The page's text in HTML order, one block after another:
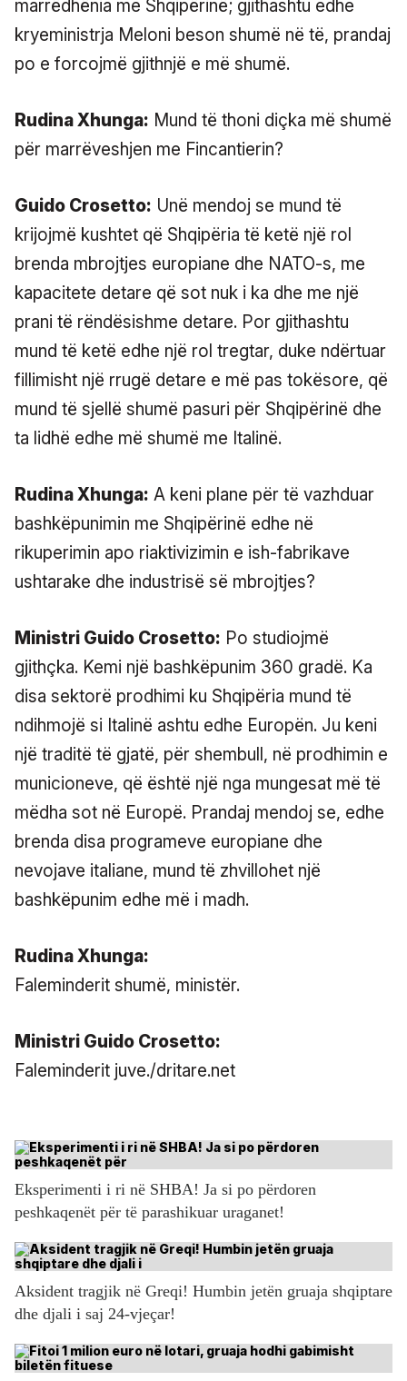
marrëdhënia me Shqipërinë; gjithashtu edhe
kryeministrja Meloni beson shumë në të, prandaj
po e forcojmë gjithnjë e më shumë.
Rudina Xhunga: Mund të thoni diçka më shumë
për marrëveshjen me Fincantierin?
Guido Crosetto: Unë mendoj se mund të
krijojmë kushtet që Shqipëria të ketë një rol
brenda mbrojtjes europiane dhe NATO-s, me
kapacitete detare që sot nuk i ka dhe me një
prani të rëndësishme detare. Por gjithashtu
mund të ketë edhe një rol tregtar, duke ndërtuar
fillimisht një rrugë detare e më pas tokësore, që
mund të sjellë shumë pasuri për Shqipërinë dhe
ta lidhë edhe më shumë me Italinë.
Rudina Xhunga: A keni plane për të vazhduar
bashkëpunimin me Shqipërinë edhe në
rikuperimin apo riaktivizimin e ish-fabrikave
ushtarake dhe industrisë së mbrojtjes?
Ministri Guido Crosetto: Po studiojmë
gjithçka. Kemi një bashkëpunim 360 gradë. Ka
disa sektorë prodhimi ku Shqipëria mund të
ndihmojë si Italinë ashtu edhe Europën. Ju keni
një traditë të gjatë, për shembull, në prodhimin e
municioneve, që është një nga mungesat më të
mëdha sot në Europë. Prandaj mendoj se, edhe
brenda disa programeve europiane dhe
nevojave italiane, mund të zhvillohet një
bashkëpunim edhe më i madh.
Rudina Xhunga:
Faleminderit shumë, ministër.
Ministri Guido Crosetto:
Faleminderit juve./dritare.net
Eksperimenti i ri në SHBA! Ja si po përdoren
peshkaqenët për të parashikuar uraganet!
Aksident tragjik në Greqi! Humbin jetën gruaja shqiptare
dhe djali i saj 24-vjeçar!